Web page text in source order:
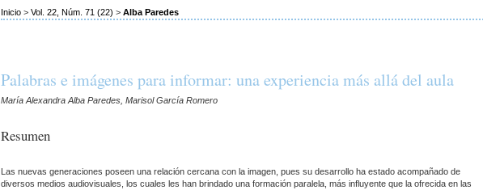
Inicio > Vol. 22, Núm. 71 (22) > Alba Paredes
Palabras e imágenes para informar: una experiencia más allá del aula
María Alexandra Alba Paredes, Marisol García Romero
Resumen
Las nuevas generaciones poseen una relación cercana con la imagen, pues su desarrollo ha estado acom­pañado de
diversos medios audiovisuales, los cua­les les han brindado una formación paralela, más influyente que la ofrecida en las